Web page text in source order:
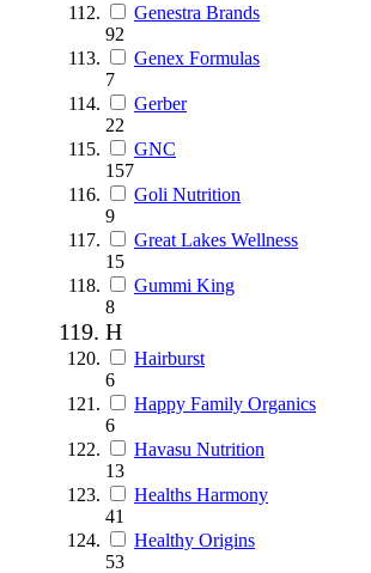
Genestra Brands
92
Genex Formulas
7
Gerber
22
GNC
157
Goli Nutrition
9
Great Lakes Wellness
15
Gummi King
8
H
Hairburst
6
Happy Family Organics
6
Havasu Nutrition
13
Healths Harmony
41
Healthy Origins
53